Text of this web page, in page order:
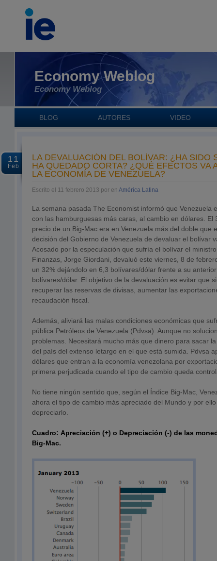
Economy Weblog
Economy Weblog
BLOG AUTORES VIDEO
11
Feb
LA DEVALUACIÓN DEL BOLÍVAR: ¿HA SIDO
HA QUEDADO CORTA? ¿QUÉ EFECTOS VA
LA ECONOMÍA DE VENEZUELA?
Escrito el 11 febrero 2013 por en América Latina
La semana pasada The Economist informó que Venezuela
con las hamburguesas más caras, al cambio en dólares. El
precio de un Big-Mac era en Venezuela más del doble que
decisión del Gobierno de Venezuela de devaluar el bolívar
Acosado por la especulación que sufría el bolívar el
Finanzas, Jorge Giordani, devaluó este viernes, 8 de
un 32% dejándolo en 6,3 bolívares/dólar frente a su
bolívares/dólar. El objetivo de la devaluación es evitar que
recuperar las reservas de divisas, aumentar las
recaudación fiscal.
Además, aliviará las malas condiciones económicas que
pública Petróleos de Venezuela (Pdvsa). Aunque no
problemas. Necesitará mucho más que dinero para sacar
del país del extenso letargo en el que está sumida. Pdvsa
dólares que entran a la economía venezolana por
primera perjudicada cuando el tipo de cambio queda
No tiene ningún sentido que, según el Índice Big-Mac,
ahora el tipo de cambio más apreciado del Mundo y por
depreciarlo.
Cuadro: Apreciación (+) o Depreciación (-) de las
Big-Mac.